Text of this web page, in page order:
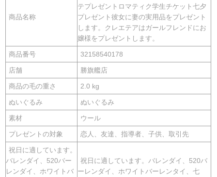
商品名称
テプレゼントロマティク学生チケット七夕
プレゼント彼女に妻の実用品をプレゼント
します。クレエテアはガールフレンドにお
嬢様をプレゼントします。
商品番号 32158540178
店舗 勝旗艦店
商品の毛の重さ 2.0 kg
ぬいぐるみ ぬいぐるみ
素材 ウール
プレゼントの対象 恋人、友達、指導者、子供、取引先
祝日に適しています。
バレンダイ、520バー
レンダイ、ホワイトバ
祝日に適しています。バレンダイ、520バ
ーレンダイ、ホワイトバーレンタイ、七